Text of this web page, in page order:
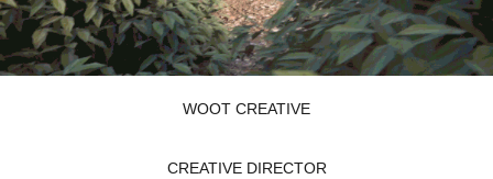
WOOT CREATIVE
CREATIVE DIRECTOR